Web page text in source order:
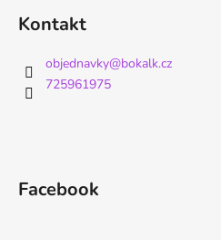
Kontakt
objednavky@bokalk.cz
725961975
Facebook